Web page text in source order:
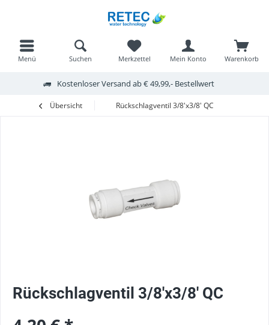
Kostenloser Versand ab € 49,99,- Bestellwert
Menü Warenkorb
Merkzettel Mein Konto
Suchen
Übersicht Rückschlagventil 3/8'x3/8' QC
Rückschlagventil 3/8'x3/8' QC